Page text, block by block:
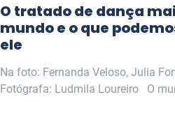
O tratado de dança
mundo e o que
ele
Na foto: Fernanda Veloso, Julia
Fotógrafa: Ludmila Loureiro O